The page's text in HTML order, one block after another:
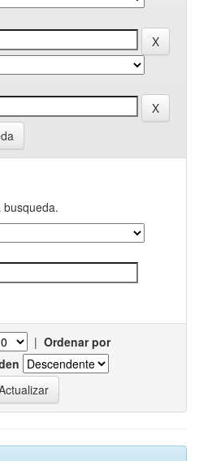
busqueda.
| Ordenar por